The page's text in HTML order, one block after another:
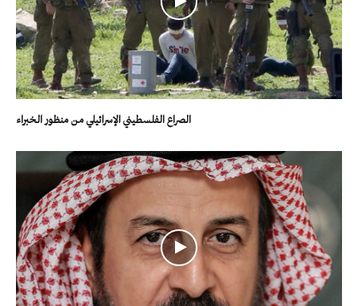
الصراع الفلسطيني الإسرائيلي من منظور الخبراء